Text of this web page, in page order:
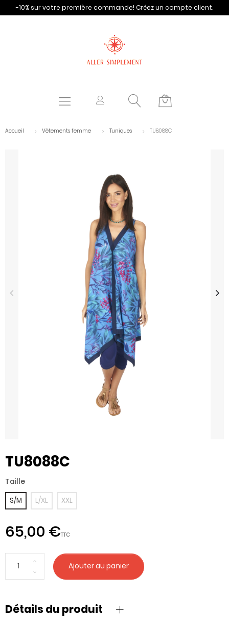
-10% sur votre première commande! Créez un compte client.
Accueil Vêtements femme Tuniques TU8088C
TU8088C
Taille
S/M
L/XL XXL
65,00 €TTC
Ajouter au panier
Détails du produit